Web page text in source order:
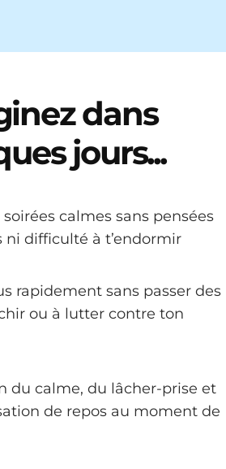
dans
jours...
calmes sans pensées
ni difficulté à t’endormir
rapidement sans passer des
ou à lutter contre ton
du calme, du lâcher-prise et
de repos au moment de